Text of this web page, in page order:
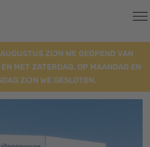
ZIJN WE GEOPEND VAN
MET ZATERDAG. OP MAANDAG EN
ZIJN WE GESLOTEN.